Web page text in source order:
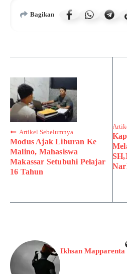
Bagikan
Artikel Sebelumnya
Modus Ajak Liburan Ke
Malino, Mahasiswa
Makassar Setubuhi Pelajar
16 Tahun
Ikhsan Mapparenta